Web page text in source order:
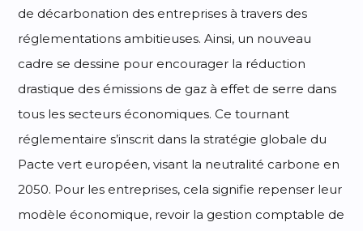
de décarbonation des entreprises à travers des
réglementations ambitieuses. Ainsi, un nouveau
cadre se dessine pour encourager la réduction
drastique des émissions de gaz à effet de serre dans
tous les secteurs économiques. Ce tournant
réglementaire s’inscrit dans la stratégie globale du
Pacte vert européen, visant la neutralité carbone en
2050. Pour les entreprises, cela signifie repenser leur
modèle économique, revoir la gestion comptable de